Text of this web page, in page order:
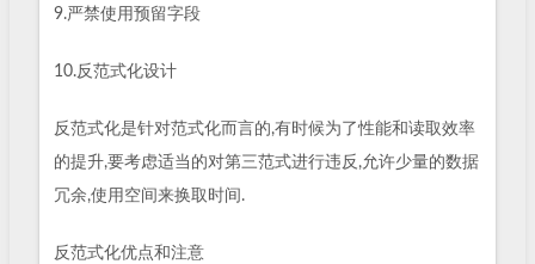
9.严禁使用预留字段
10.反范式化设计
反范式化是针对范式化而言的,有时候为了性能和读取效率
的提升,要考虑适当的对第三范式进行违反,允许少量的数据
冗余,使用空间来换取时间.
反范式化优点和注意